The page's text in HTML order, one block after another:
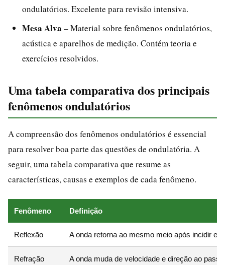
ondulatórios. Excelente para revisão intensiva.
Mesa Alva – Material sobre fenômenos ondulatórios,
acústica e aparelhos de medição. Contém teoria e
exercícios resolvidos.
Uma tabela comparativa dos principais
fenômenos ondulatórios
A compreensão dos fenômenos ondulatórios é essencial
para resolver boa parte das questões de ondulatória. A
seguir, uma tabela comparativa que resume as
características, causas e exemplos de cada fenômeno.
Fenômeno Definição
Reflexão A onda retorna ao mesmo meio após incidir
Refração A onda muda de velocidade e direção ao